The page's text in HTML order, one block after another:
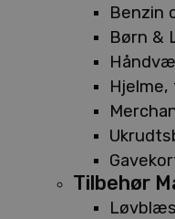
Benzin
Børn &
Hjelme,
Tilbehør